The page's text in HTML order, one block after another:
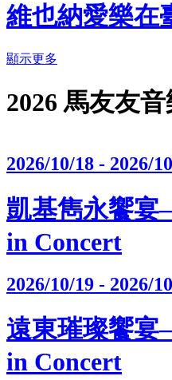
維也納愛樂在
顯示更多
2026 馬友友
2026/10/18 - 2026/
凱基雋永饗宴
in Concert
2026/10/19 - 2026/
遠東璀璨饗宴
in Concert